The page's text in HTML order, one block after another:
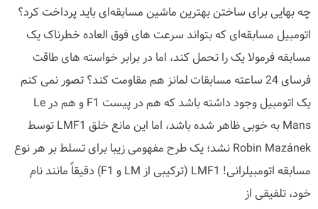
چه بهایی برای ساختن بهترین ماشین مسابقه‌ای باید پرداخت کرد؟
اتومبیل مسابقه‌ای که بتواند سرعت های فوق العاده خطرناک یک
مسابقه فرمولا یک را تحمل کند، اما در برابر خواسته های طاقت
فرسای 24 ساعته مسابقات لمانز هم مقاومت کند؟ تصور نمی کنم
یک اتومبیل وجود داشته باشد که هم در پیست F1 و هم در Le
Mans به خوبی ظاهر شده باشد، اما این مانع خلق LMF1 توسط
Robin Mazánek نشد؛ یک طرح مفهومی زیبا برای تسلط بر هر نوع
مسابقه اتومبیلرانی! LMF1 (ترکیبی از LM و F1) دقیقاً مانند نام
خود، تلفیقی از